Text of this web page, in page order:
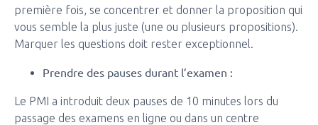
première fois, se concentrer et donner la proposition qui
vous semble la plus juste (une ou plusieurs propositions).
Marquer les questions doit rester exceptionnel.
Prendre des pauses durant l’examen :
Le PMI a introduit deux pauses de 10 minutes lors du
passage des examens en ligne ou dans un centre